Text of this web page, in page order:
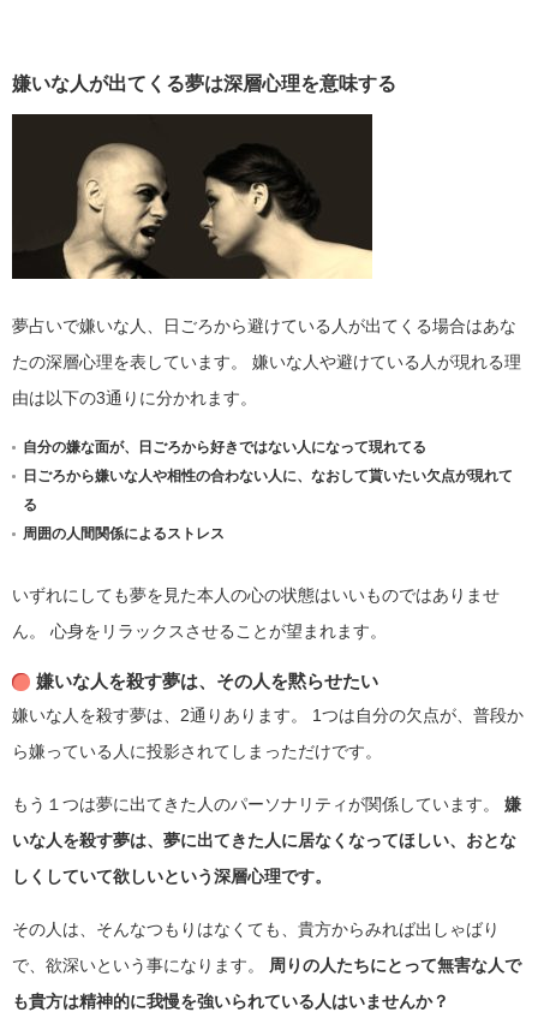
嫌いな人が出てくる夢は深層心理を意味する
夢占いで嫌いな人、日ごろから避けている人が出てくる場合はあな
たの深層心理を表しています。
嫌いな人や避けている人が現れる理
由は以下の3通りに分かれます。
自分の嫌な面が、日ごろから好きではない人になって現れてる
日ごろから嫌いな人や相性の合わない人に、なおして貰いたい欠点が現れて
る
周囲の人間関係によるストレス
いずれにしても夢を見た本人の心の状態はいいものではありませ
ん。
心身をリラックスさせることが望まれます。
嫌いな人を殺す夢は、その人を黙らせたい
嫌いな人を殺す夢は、2通りあります。
1つは自分の欠点が、普段か
ら嫌っている人に投影されてしまっただけです。
もう１つは夢に出てきた人のパーソナリティが関係しています。
嫌
いな人を殺す夢は、夢に出てきた人に居なくなってほしい、おとな
しくしていて欲しいという深層心理です。
その人は、そんなつもりはなくても、貴方からみれば出しゃばり
で、欲深いという事になります。
周りの人たちにとって無害な人で
も貴方は精神的に我慢を強いられている人はいませんか？